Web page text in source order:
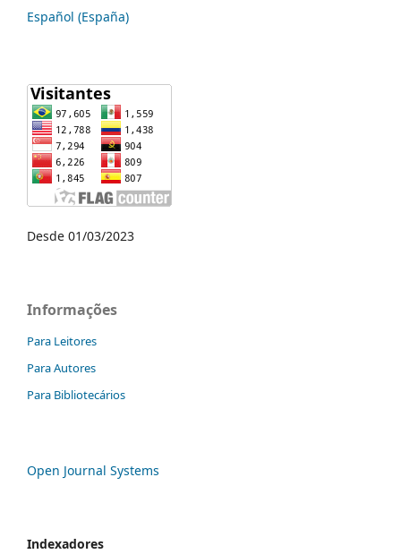
Español (España)
Desde 01/03/2023
Informações
Para Leitores
Para Autores
Para Bibliotecários
Open Journal Systems
Indexadores